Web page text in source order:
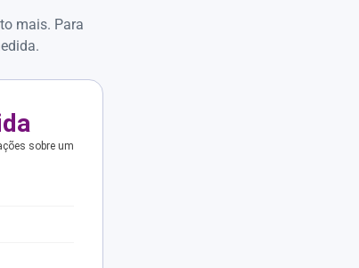
mais. Para
sobre um